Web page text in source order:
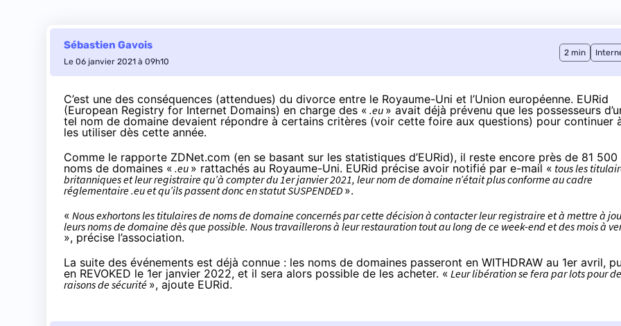
Sébastien Gavois
Le 06 janvier 2021 à 09h10
2 min
C’est une des conséquences (attendues) du divorce entre le Royaume-Uni et l’Union européenne. EURid
(European Registry for Internet Domains) en charge des « .eu » avait déjà prévenu que les possesseurs
tel nom de domaine devaient répondre à certains critères (voir cette foire aux questions) pour continuer
les utiliser dès cette année.
Comme le rapporte ZDNet.com (en se basant sur les statistiques d’EURid), il reste encore près de 81 500
noms de domaines « .eu » rattachés au Royaume-Uni. EURid précise avoir notifié par e-mail « tous les
britanniques et leur registraire qu’à compter du 1er janvier 2021, leur nom de domaine n’était plus conforme au cadre
réglementaire .eu et qu’ils passent donc en statut SUSPENDED ».
« Nous exhortons les titulaires de noms de domaine concernés par cette décision à contacter leur registraire et à mettre à
leurs noms de domaine dès que possible. Nous travaillerons à leur restauration tout au long de ce week-end et des mois à
», précise l’association.
La suite des événements est déjà connue : les noms de domaines passeront en WITHDRAW au 1er avril,
en REVOKED le 1er janvier 2022, et il sera alors possible de les acheter. « Leur libération se fera par lots pour
raisons de sécurité », ajoute EURid.